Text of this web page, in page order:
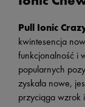
Pull Ionic
kwintesencja
funkcjonalność i
popularnych
zyskała nowe,
przyciąga wzrok